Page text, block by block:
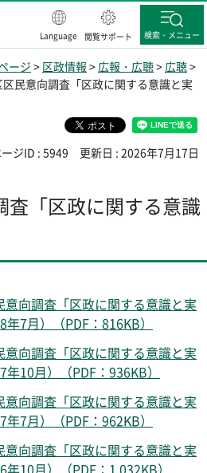
Language 閲覧サポート 検索・メニュー
ージ > 区政情報 > 広報・広聴> 広聴>
区民意向調査「区政に関する意識と実
ジID : 5949 更新日 : 2026年7月17日
査「区政に関する意識
向調査「区政に関する意識と実
7月）（PDF：816KB）
向調査「区政に関する意識と実
10月）（PDF：936KB）
向調査「区政に関する意識と実
7月）（PDF：962KB）
向調査「区政に関する意識と実
10月）（PDF：1,032KB）